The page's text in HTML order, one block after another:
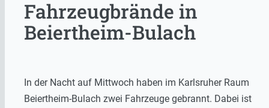
Fahrzeugbrände in
Beiertheim-Bulach
In der Nacht auf Mittwoch haben im Karlsruher Raum
Beiertheim-Bulach zwei Fahrzeuge gebrannt. Dabei ist